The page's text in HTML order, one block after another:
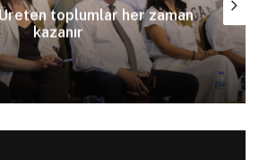
Lefkoşa Türk Belediyesi
Adayını açıkladı